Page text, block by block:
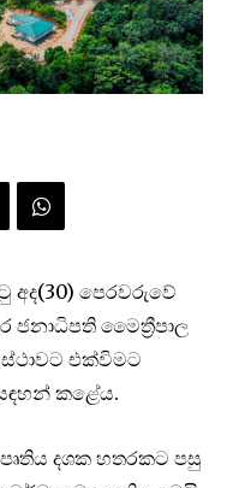
අද(30) පෙරවරුවේ
ජනාධිපති මෛත්‍රීපාල
එක්විමට
කළේය.
දශක හතරකට පසු